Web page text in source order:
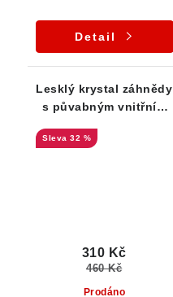
Detail
Lesklý krystal záhnědy
s půvabným vnitřním
32 %
Prodáno
310 Kč
460 Kč